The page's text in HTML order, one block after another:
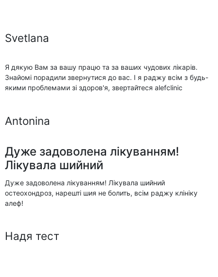
Svetlana
Я дякую Вам за вашу працю та за ваших чудових лікарів.
Знайомі порадили звернутися до вас. І я раджу всім з будь-
якими проблемами зі здоров'я, звертайтеся alefclinic
Antonina
Дуже задоволена лікуванням!
Лікувала шийний
Дуже задоволена лікуванням! Лікувала шийний
остеохондроз, нарешті шия не болить, всім раджу клініку
алеф!
Надя тест